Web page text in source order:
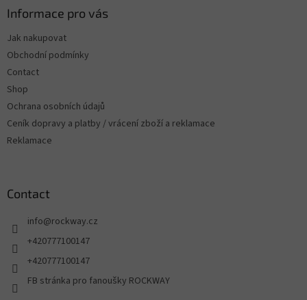
Informace pro vás
Jak nakupovat
Obchodní podmínky
Contact
Shop
Ochrana osobních údajů
Ceník dopravy a platby / vrácení zboží a reklamace
Reklamace
Contact
info@rockway.cz
+420777100147
+420777100147
FB stránka pro fanoušky ROCKWAY